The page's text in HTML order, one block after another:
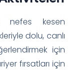
nefes kesen
dolu, canlı
için
fırsatları için